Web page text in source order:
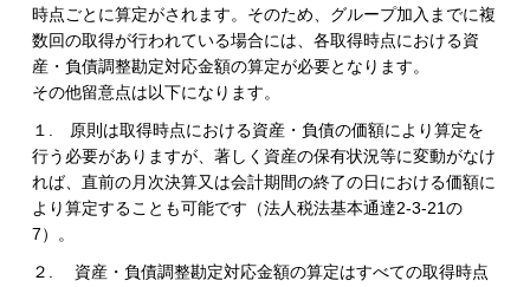
時点ごとに算定がされます。そのため、グループ加入までに複
数回の取得が行われている場合には、各取得時点における資
産・負債調整勘定対応金額の算定が必要となります。
その他留意点は以下になります。
１. 原則は取得時点における資産・負債の価額により算定を
行う必要がありますが、著しく資産の保有状況等に変動がなけ
れば、直前の月次決算又は会計期間の終了の日における価額に
より算定することも可能です（法人税法基本通達2-3-21の
7）。
２. 資産・負債調整勘定対応金額の算定はすべての取得時点